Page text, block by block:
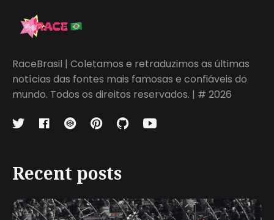
RaceBrasil | Coletamos e retraduzimos as últimas
notícias das fontes mais famosas e confiáveis do
mundo. Todos os direitos reservados. | # 2026
Recent posts